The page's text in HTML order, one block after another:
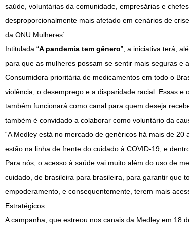
saúde, voluntárias da comunidade, empresárias e
desproporcionalmente mais afetado em cenários de
da ONU Mulheres¹.
Intitulada “A pandemia tem gênero”, a iniciativa terá,
para que as mulheres possam se sentir mais seguras
Consumidora prioritária de medicamentos em todo o
violência, o desemprego e a disparidade racial. Essas
também funcionará como canal para quem deseja
também é convidado a colaborar como voluntário da
“A Medley está no mercado de genéricos há mais de
estão na linha de frente do cuidado à COVID-19, e
Para nós, o acesso à saúde vai muito além do uso de
cuidado, de brasileira para brasileira, para garantir que
empoderamento, e consequentemente, terem mais
Estratégicos.
A campanha, que estreou nos canais da Medley em 18